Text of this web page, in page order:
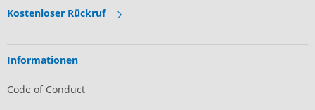
Kostenloser Rückruf
Informationen
Code of Conduct